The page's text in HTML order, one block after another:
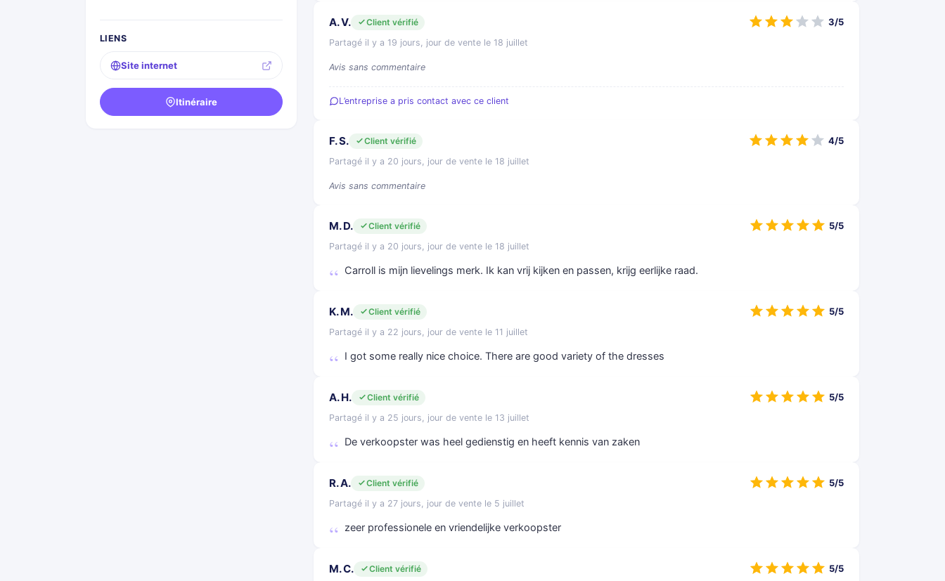
LIENS
Site internet
Itinéraire
A. V.
Client vérifié
Partagé il y a 19 jours, jour de vente le 18 juillet
Avis sans commentaire
3/5
L’entreprise a pris contact avec ce client
F. S.
Client vérifié
Partagé il y a 20 jours, jour de vente le 18 juillet
Avis sans commentaire
4/5
M. D.
Client vérifié
Partagé il y a 20 jours, jour de vente le 18 juillet
Carroll is mijn lievelings merk. Ik kan vrij kijken en passen, krijg eerlijke raad.
5/5
K. M.
Client vérifié
Partagé il y a 22 jours, jour de vente le 11 juillet
I got some really nice choice. There are good variety of the dresses
5/5
A. H.
Client vérifié
Partagé il y a 25 jours, jour de vente le 13 juillet
De verkoopster was heel gedienstig en heeft kennis van zaken
5/5
R. A.
Client vérifié
Partagé il y a 27 jours, jour de vente le 5 juillet
zeer professionele en vriendelijke verkoopster
5/5
M. C.
Client vérifié
5/5